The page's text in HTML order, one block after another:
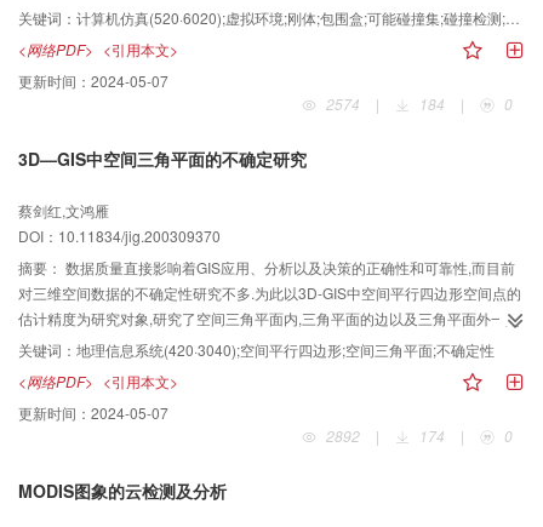
包围盒;然后利用空间平铺技术来快速检测与某一平铺单元同时相交的轨迹包围
盒,即可得到当前帧的可能碰撞集;接着对可能碰撞集中的刚体对进行最早碰撞时
间tmin的求解,并根据tmin进行排序;最后只对具有最小tmin值的刚体对进行碰撞
检测.仿真试验结果表明,与目前已有的碰撞检测算法相比,该方法简单、快速,不
仅可以有效解决多个刚体环境中碰撞发生的次序问题,同时,该方法还能保证碰撞
关键词： 计算机仿真(520·6020);虚拟环境;刚体;包围盒;可能碰撞集;碰撞检测;哈希表
<网络PDF> <引用本文>
更新时间： 2024-05-07
2574
| 184 | 0
3D—GIS中空间三角平面的不确定研究
蔡剑红,文鸿雁
DOI：10.11834/jig.200309370
摘要： 数据质量直接影响着GIS应用、分析以及决策的正确性和可靠性,而目前
对三维空间数据的不确定性研究不多.为此以3D-GIS中空间平行四边形空间点的
估计精度为研究对象,研究了空间三角平面内,三角平面的边以及三角平面外一定
范围内任意点的精度,同时给出了空间三角平面面积及其法向量的不确定性等计
算方法及估计公式.分析表明,由3个不在同一线上的的空间点构成的三角平面内
任意点的精度至少要高于3个角点其中一点的精度;落在三角平面的边上点的精度
至少要高于确定该直线元的两控制点其中一个点的精度;而落在三角平面外的点
的精度则明显降低,而且这种三角平面上任意点的误差椭球三轴半径及其方向既
关键词： 地理信息系统(420·3040);空间平行四边形;空间三角平面;不确定性
<网络PDF> <引用本文>
更新时间： 2024-05-07
2892
| 174 | 0
MODIS图象的云检测及分析